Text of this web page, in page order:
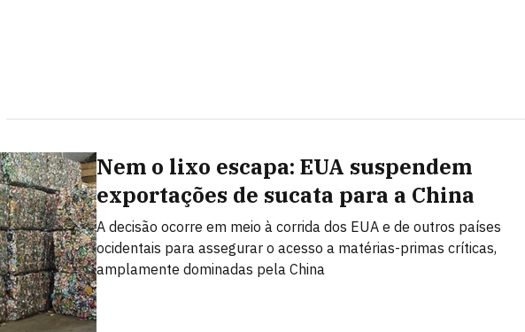
Nem o lixo escapa: EUA suspendem
exportações de sucata para a China
A decisão ocorre em meio à corrida dos EUA e de outros países
ocidentais para assegurar o acesso a matérias-primas críticas,
amplamente dominadas pela China